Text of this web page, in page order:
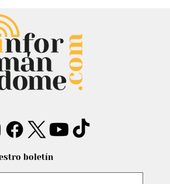
John Lennon, que era de
regresó al Quindío y
sobre memoria y
boletín